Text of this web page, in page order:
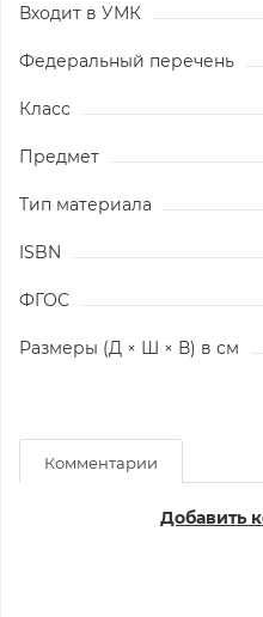
Входит в УМК
Федеральный перечень
Класс
Предмет
Тип материала
ISBN
ФГОС
Размеры (Д × Ш × В) в см
Комментарии
Добавить